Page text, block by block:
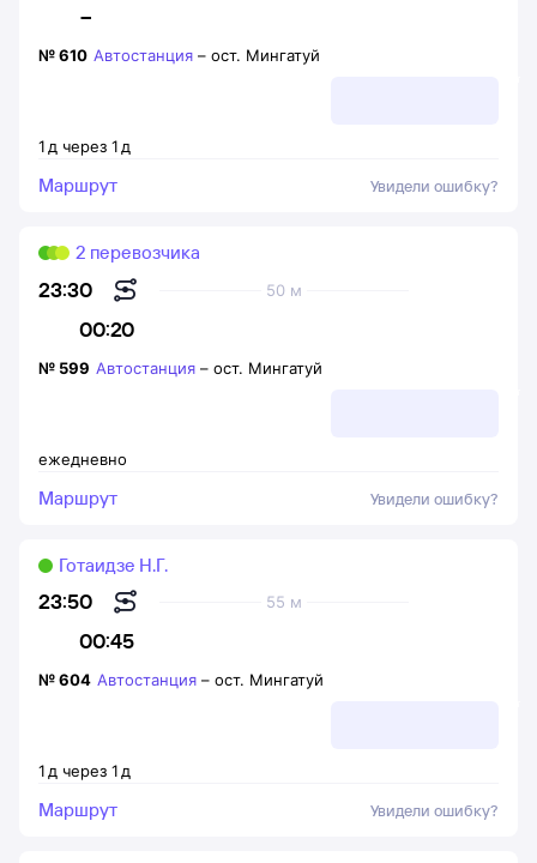
–
1 д через 1 д
№610 Автостанция – ост. Мингатуй
Маршрут Увидели ошибку?
23:30
00:20
50 м
2 перевозчика
ежедневно
№ 599 Автостанция – ост. Мингатуй
Маршрут Увидели ошибку?
23:50
00:45
55 м
Готаидзе Н.Г.
1 д через 1 д
№604 Автостанция – ост. Мингатуй
Маршрут Увидели ошибку?